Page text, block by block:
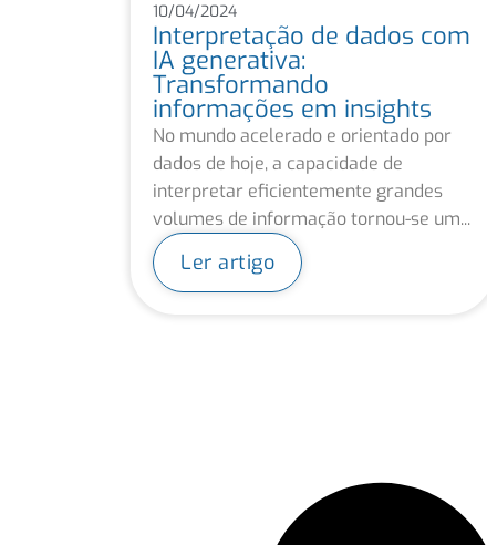
10/04/2024
Interpretação de dados com
IA generativa:
Transformando
informações em insights
No mundo acelerado e orientado por
dados de hoje, a capacidade de
interpretar eficientemente grandes
volumes de informação tornou-se um...
Ler artigo